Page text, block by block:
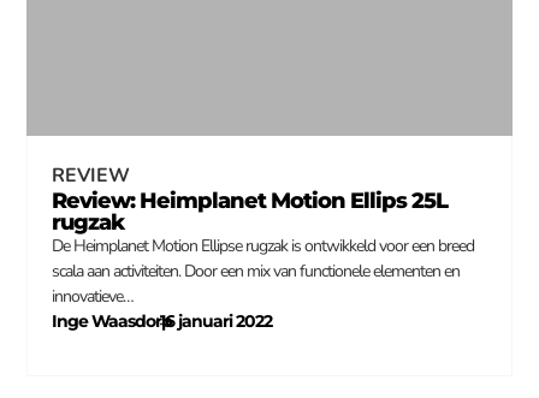
REVIEW
Review: Heimplanet Motion Ellips 25L
rugzak
De Heimplanet Motion Ellipse rugzak is ontwikkeld voor een breed
scala aan activiteiten. Door een mix van functionele elementen en
innovatieve…
Inge Waasdorp
–
16 januari 2022